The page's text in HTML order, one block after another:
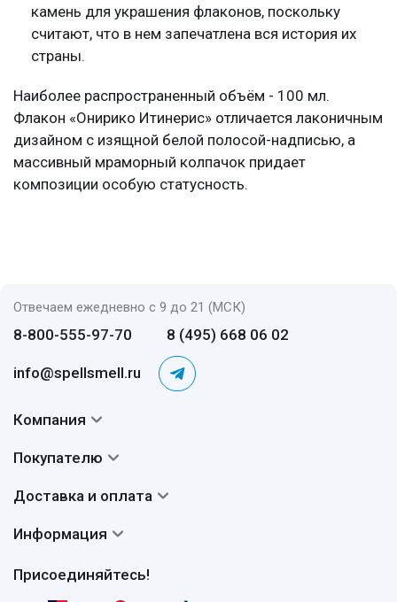
камень для украшения флаконов, поскольку
считают, что в нем запечатлена вся история их
страны.
Наиболее распространенный объём - 100 мл.
Флакон «Онирико Итинерис» отличается лаконичным
дизайном с изящной белой полосой-надписью, а
массивный мраморный колпачок придает
композиции особую статусность.
Отвечаем ежедневно с 9 до 21 (МСК)
8-800-555-97-70 8 (495) 668 06 02
info@spellsmell.ru
Присоединяйтесь!
Компания
Авторы
Сертификаты
Покупателю
Вопросы и ответы
Отзывы
Доставка и оплата
Доставка
Возврат
Информация